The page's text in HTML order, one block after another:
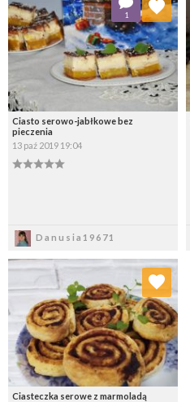
Ciasto serowo-jabłkowe bez
pieczenia
13 paź 2019 19:04
Danusia19671
1
Wybierz listę:
Ciasteczka serowe z marmoladą
Dodaj do ulubionych
Wybierz listę: